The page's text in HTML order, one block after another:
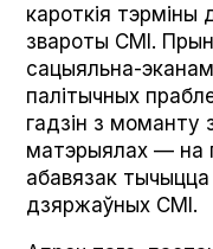
кароткія
звароты СМІ.
сацыяльна-
палітычных
гадзін з моманту
матэрыялах — на
абавязак
дзяржаўных СМІ.